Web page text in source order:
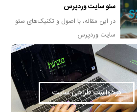
سئو سایت وردپرس
در این مقاله، با اصول و تکنیک‌های سئو
سایت وردپرس
درخواست طراحی سایت